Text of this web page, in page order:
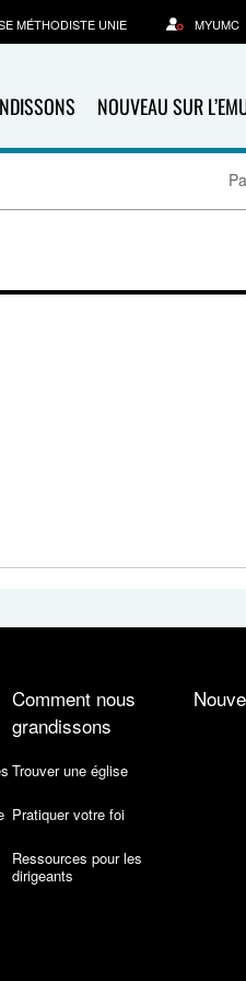
NOUVEAU SUR
MÉTHODISTE UNIE MYUMC
Comment nous
grandissons
Trouver une église
Pratiquer votre foi
Ressources pour les
dirigeants